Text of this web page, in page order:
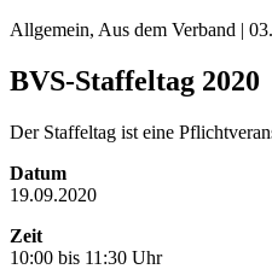
Allgemein, Aus dem Verband |
BVS-Staffeltag 2020
Der Staffeltag ist eine
Datum
19.09.2020
Zeit
10:00 bis 11:30 Uhr